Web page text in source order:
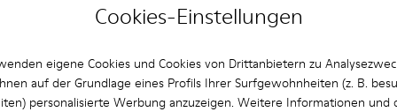
Cookies-Einstellungen
eigene Cookies und Cookies von Drittanbietern zu
auf der Grundlage eines Profils Ihrer Surfgewohnheiten (z. B.
personalisierte Werbung anzuzeigen. Weitere Informationen und